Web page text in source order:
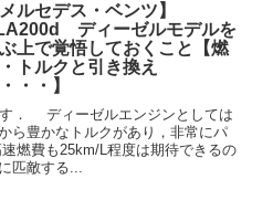
メルセデス・ベンツ】
ディーゼルモデルを
上で覚悟しておくこと【燃
トルクと引き換え
・・】
． ディーゼルエンジンとしては
ら豊かなトルクがあり，非常にパ
燃費も25km/L程度は期待できるの
匹敵する...